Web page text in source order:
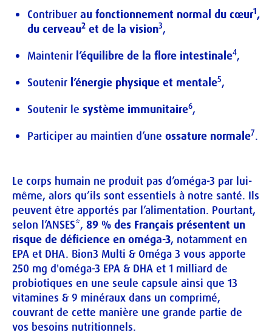
Contribuer au fonctionnement normal du cœur1,
du cerveau2 et de la vision3,
Maintenir l’équilibre de la flore intestinale4,
Soutenir l’énergie physique et mentale5,
Soutenir le système immunitaire6,
Participer au maintien d’une ossature normale7.
Le corps humain ne produit pas d’oméga-3 par lui-
même, alors qu’ils sont essentiels à notre santé. Ils
peuvent être apportés par l’alimentation. Pourtant,
selon l’ANSES*, 89 % des Français présentent un
risque de déficience en oméga-3, notamment en
EPA et DHA. Bion3 Multi & Oméga 3 vous apporte
250 mg d'oméga-3 EPA & DHA et 1 milliard de
probiotiques en une seule capsule ainsi que 13
vitamines & 9 minéraux dans un comprimé,
couvrant de cette manière une grande partie de
vos besoins nutritionnels.